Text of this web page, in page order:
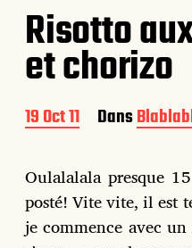
Risotto
et chorizo
D
a
e
d
e
p
u
19 Oct 11 Dans
Oulalalala presque
posté! Vite vite, il est
je commence avec